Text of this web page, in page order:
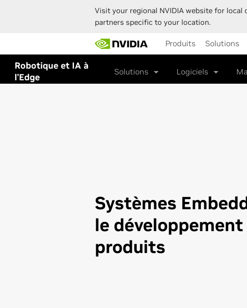
Visit your regional NVIDIA website for
partners specific to your location.
main
content
Produits Solutions
Robotique et IA à
l'Edge
Solutions Logiciels
Systèmes
le développement
produits